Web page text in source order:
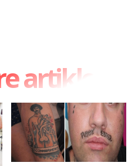
artikler